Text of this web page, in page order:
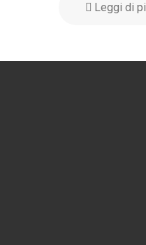
Leggi di